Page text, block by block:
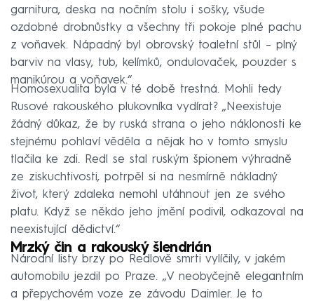
garnitura, deska na nočním stolu i sošky, všude
ozdobné drobnůstky a všechny tři pokoje plné pachu
z voňavek. Nápadný byl obrovský toaletní stůl – plný
barviv na vlasy, tub, kelímků, ondulovaček, pouzder s
manikúrou a voňavek.“
Homosexualita byla v té době trestná. Mohli tedy
Rusové rakouského plukovníka vydírat? „Neexistuje
žádný důkaz, že by ruská strana o jeho náklonosti ke
stejnému pohlaví věděla a nějak ho v tomto smyslu
tlačila ke zdi. Redl se stal ruským špionem výhradně
ze ziskuchtivosti, potrpěl si na nesmírně nákladný
život, který zdaleka nemohl utáhnout jen ze svého
platu. Když se někdo jeho jmění podivil, odkazoval na
neexistující dědictví.“
Mrzký čin a rakouský šlendrián
Národní listy brzy po Redlově smrti vylíčily, v jakém
automobilu jezdil po Praze. „V neobyčejně elegantním
a přepychovém voze ze závodu Daimler. Je to